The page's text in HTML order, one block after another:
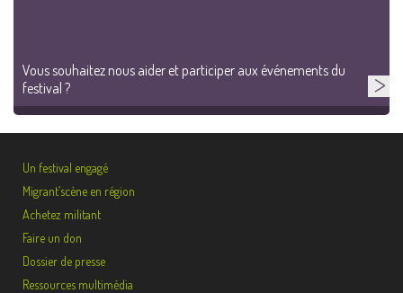
Vous souhaitez nous aider et participer aux événements du
festival ?
Un festival engagé
Migrant’scène en région
Achetez militant
Faire un don
Dossier de presse
Ressources multimédia